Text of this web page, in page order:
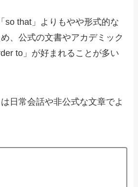
so that」よりもやや形式的な
、公式の文書やアカデミック
to」が好まれることが多い
日常会話や非公式な文章でよ